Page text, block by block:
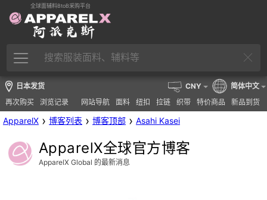
全球面辅料BtoB采购平台
日本发货
再次购买
浏览记录 网站导航 面料 纽扣 拉链 织带 特价商品 新品到货
CNY 简体中文
ApparelX › 博客列表 › 博客顶部 › Asahi Kasei
ApparelX全球官方博客
ApparelX Global 的最新消息